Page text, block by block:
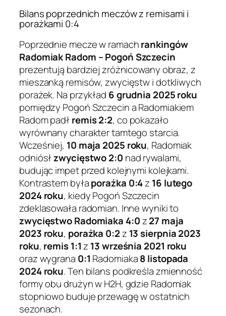
Bilans poprzednich meczów z remisami i
porażkami 0:4
Poprzednie mecze w ramachrankingów
Radomiak Radom – Pogoń Szczecin
prezentują bardziej zróżnicowany obraz, z
mieszanką remisów, zwycięstw i dotkliwych
porażek. Na przykład 6 grudnia 2025 roku
pomiędzy Pogoń Szczecin a Radomiakiem
Radom padł remis 2:2, co pokazało
wyrównany charakter tamtego starcia.
Wcześniej, 10 maja 2025 roku, Radomiak
odniósłzwycięstwo 2:0 nad rywalami,
budując impet przed kolejnymi kolejkami.
Kontrastem byłaporażka 0:4z 16 lutego
2024 roku, kiedy Pogoń Szczecin
zdeklasowała radomian. Inne wyniki to
zwycięstwo Radomiaka 4:0z27 maja
2023 roku, porażka 0:2z 13 sierpnia 2023
roku, remis 1:1z 13 września 2021 roku
oraz wygrana 0:1 Radomiaka8 listopada
2024 roku. Ten bilans podkreśla zmienność
formy obu drużyn w H2H, gdzie Radomiak
stopniowo buduje przewagę w ostatnich
sezonach.